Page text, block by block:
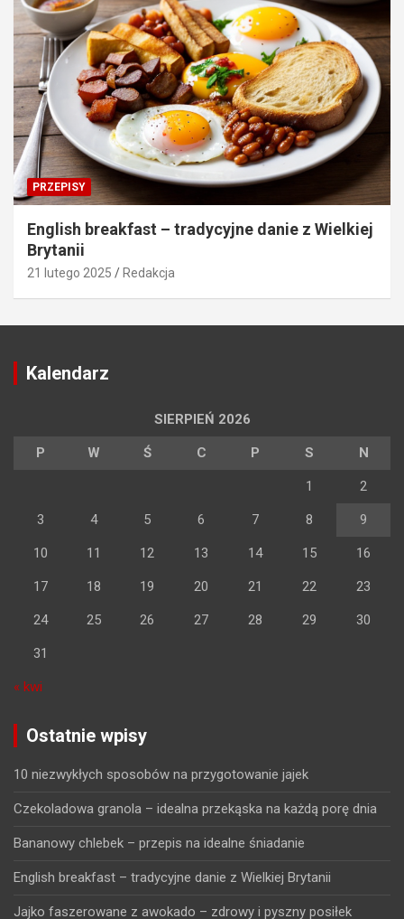
PRZEPISY
English breakfast – tradycyjne danie z Wielkiej
Brytanii
21 lutego 2025 Redakcja
Kalendarz
SIERPIEŃ 2026
P W Ś C P S N
1 2
3 4 5 6 7 8 9
10 11 12 13 14 15 16
17 18 19 20 21 22 23
24 25 26 27 28 29 30
31
« kwi
Ostatnie wpisy
10 niezwykłych sposobów na przygotowanie jajek
Czekoladowa granola – idealna przekąska na każdą porę dnia
Bananowy chlebek – przepis na idealne śniadanie
English breakfast – tradycyjne danie z Wielkiej Brytanii
Jajko faszerowane z awokado – zdrowy i pyszny posiłek